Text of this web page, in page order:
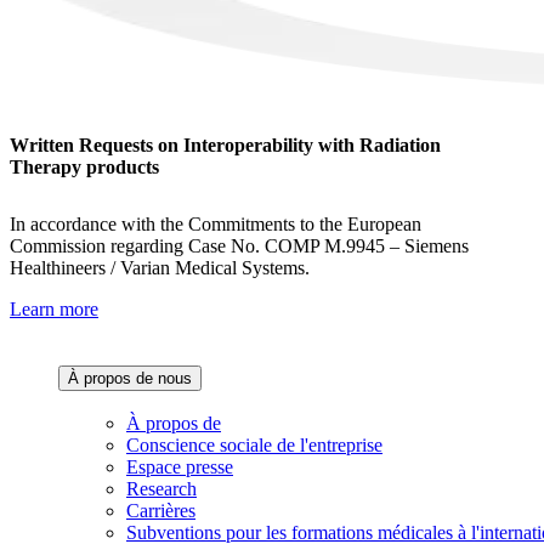
Written Requests on Interoperability with Radiation
Therapy products
In accordance with the Commitments to the European
Commission regarding Case No. COMP M.9945 – Siemens
Healthineers / Varian Medical Systems.
Learn more
À propos de nous‌
À propos de
Conscience sociale de l'entreprise
Espace presse
Research
Carrières
Subventions pour les formations médicales à